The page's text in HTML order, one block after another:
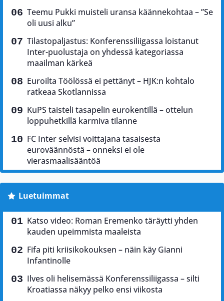
Teemu Pukki muisteli uransa käännekohtaa – ”Se
oli uusi alku”
Tilastopaljastus: Konferenssiliigassa loistanut
Inter-puolustaja on yhdessä kategoriassa
maailman kärkeä
Euroilta Töölössä ei pettänyt – HJK:n kohtalo
ratkeaa Skotlannissa
KuPS taisteli tasapelin eurokentillä – ottelun
loppuhetkillä karmiva tilanne
FC Inter selvisi voittajana tasaisesta
euroväännöstä – onneksi ei ole
vierasmaalisääntöä
Luetuimmat
Katso video: Roman Eremenko täräytti yhden
kauden upeimmista maaleista
Fifa piti kriisikokouksen – näin käy Gianni
Infantinolle
Ilves oli helisemässä Konferenssiliigassa – silti
Kroatiassa näkyy pelko ensi viikosta